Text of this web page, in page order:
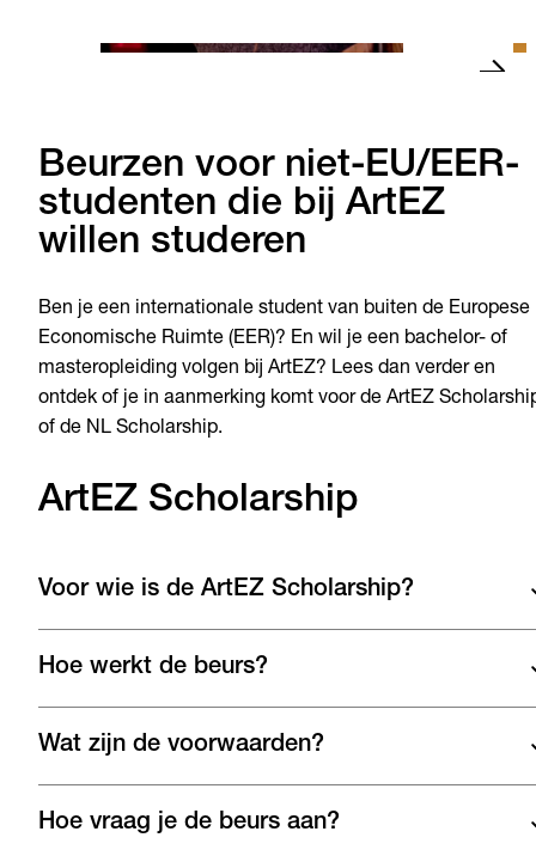
Beurzen voor niet-EU/EER-
studenten die bij ArtEZ
willen studeren
Ben je een internationale student van buiten de Europese
Economische Ruimte (EER)? En wil je een bachelor- of
masteropleiding volgen bij ArtEZ? Lees dan verder en
ontdek of je in aanmerking komt voor de ArtEZ
of de NL Scholarship.
ArtEZ Scholarship
Voor wie is de ArtEZ Scholarship?
Hoe werkt de beurs?
Wat zijn de voorwaarden?
Hoe vraag je de beurs aan?